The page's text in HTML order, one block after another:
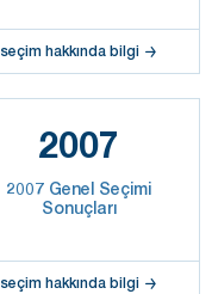
seçim hakkında bilgi
2007
2007 Genel Seçimi
Sonuçları
seçim hakkında bilgi